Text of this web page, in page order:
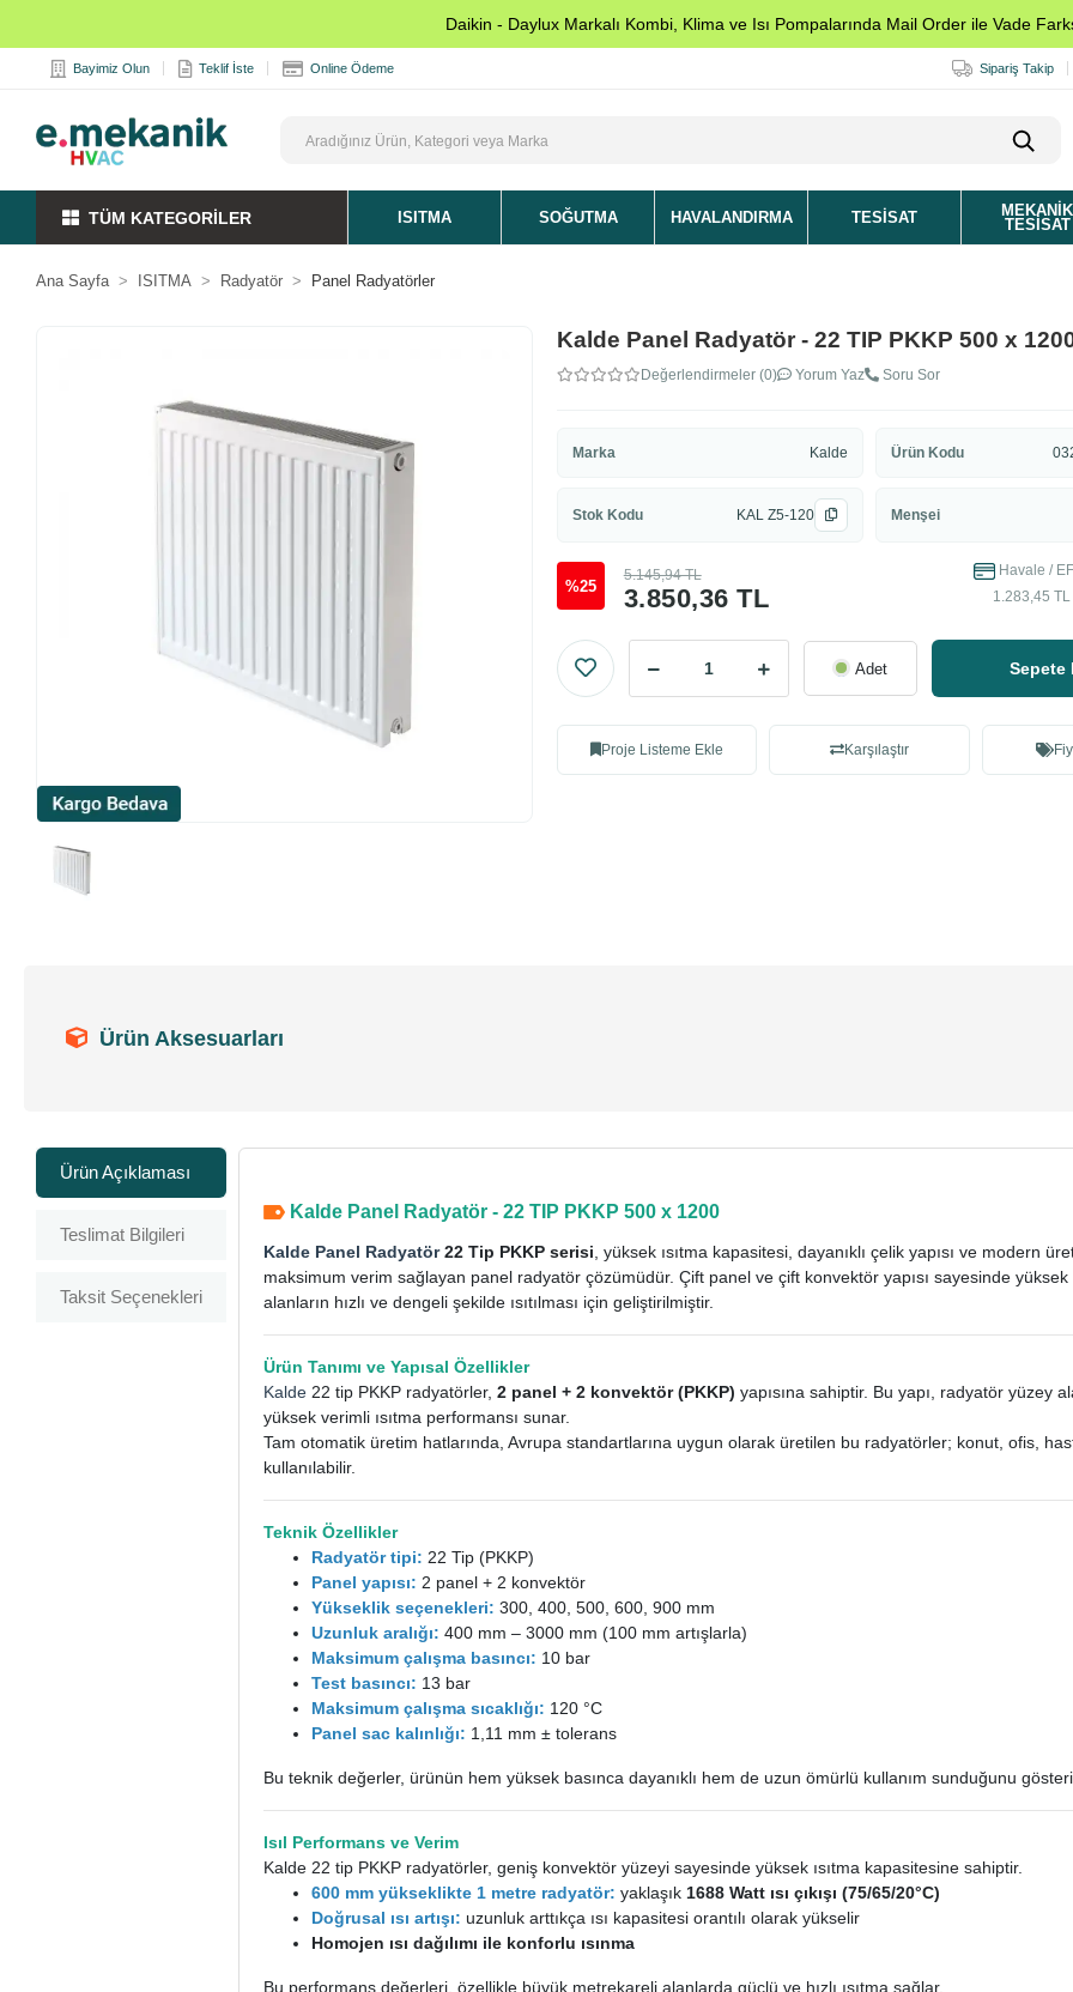
Daikin - Daylux Markalı Kombi, Klima ve Isı Pompalarında Mail Order ile Vade
Bayimiz Olun Teklif İste Online Ödeme Sipariş Takip
TÜM KATEGORİLER ISITMA SOĞUTMA HAVALANDIRMA TESISAT
MEKANIK
TESISAT
Ana Sayfa ISITMA Radyatör Panel Radyatörler
Kalde Panel Radyatör - 22 TIP PKKP 500 x
Değerlendirmeler (0) Yorum Yaz Soru Sor
Marka Kalde Ürün Kodu
Stok Kodu KAL Z5-120 Menşei
%25 3.850,36 TL
5.145,94 TL
Havale /
1.283,45
Adet Sepete
Proje Listeme Ekle Karşılaştır
Ürün Aksesuarları
Ürün Açıklaması
Teslimat Bilgileri
Taksit Seçenekleri
Kalde Panel Radyatör - 22 TIP PKKP 500 x 1200
Kalde Panel Radyatör22 Tip PKKP serisi , yüksek ısıtma kapasitesi, dayanıklı çelik yapısı ve modern
maksimum verim sağlayan panel radyatör çözümüdür. Çift panel ve çift konvektör yapısı sayesinde
alanların hızlı ve dengeli şekilde ısıtılması için geliştirilmiştir.
Ürün Tanımı ve Yapısal Özellikler
Kalde 22 tip PKKP radyatörler,2 panel + 2 konvektör (PKKP) yapısına sahiptir. Bu yapı, radyatör yüzey
yüksek verimli ısıtma performansı sunar.
Tam otomatik üretim hatlarında, Avrupa standartlarına uygun olarak üretilen bu radyatörler; konut, ofis,
kullanılabilir.
Teknik Özellikler
Radyatör tipi: 22 Tip (PKKP)
Panel yapısı: 2 panel + 2 konvektör
Yükseklik seçenekleri: 300, 400, 500, 600, 900 mm
Uzunluk aralığı: 400 mm – 3000 mm (100 mm artışlarla)
Maksimum çalışma basıncı: 10 bar
Test basıncı: 13 bar
Maksimum çalışma sıcaklığı: 120 °C
Panel sac kalınlığı: 1,11 mm ± tolerans
Bu teknik değerler, ürünün hem yüksek basınca dayanıklı hem de uzun ömürlü kullanım sunduğunu
Isıl Performans ve Verim
Kalde 22 tip PKKP radyatörler, geniş konvektör yüzeyi sayesinde yüksek ısıtma kapasitesine sahiptir.
600 mm yükseklikte 1 metre radyatör: yaklaşık 1688 Watt ısı çıkışı (75/65/20°C)
Doğrusal ısı artışı: uzunluk arttıkça ısı kapasitesi orantılı olarak yükselir
Homojen ısı dağılımı ile konforlu ısınma
Bu performans değerleri, özellikle büyük metrekareli alanlarda güçlü ve hızlı ısıtma sağlar.